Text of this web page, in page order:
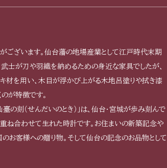
ございます。仙台藩の地場産業として江戸時代末期
士が刀や羽織を納めるための身近な家具でしたが、
材を用い、木目が浮かび上がる木地呂塗りや拭き漆
が特徴です。
の刻（せんだいのとき）」は、仙台・宮城が歩み刻んで
ね合わせて生れた時計です。お住まいの新築記念や
お客様への贈り物。そして仙台の記念のお品物として